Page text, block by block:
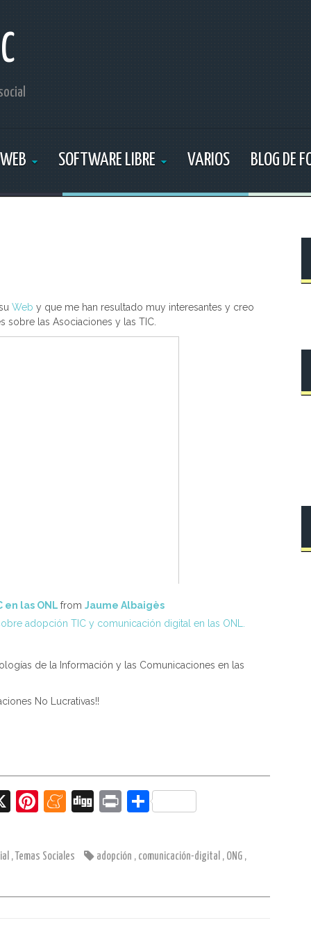
SOFTWARE LIBRE VARIOS BLOG DE
Web y que me han resultado muy interesantes y creo
sobre las Asociaciones y las TIC.
las ONL from Jaume Albaigès
adopción TIC y comunicación digital en las ONL.
de la Información y las Comunicaciones en las
No Lucrativas!!
X
Pi
er
e
st
M
e
a
Di
g
Pr
t
C
m
p
ar
, Temas Sociales adopción , comunicación-digital , ONG ,